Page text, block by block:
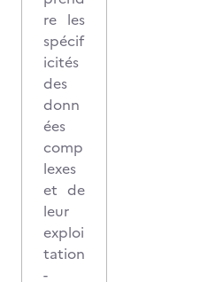
re les
spécif
icités
des
donn
ées
comp
lexes
et de
leur
exploi
tation
-